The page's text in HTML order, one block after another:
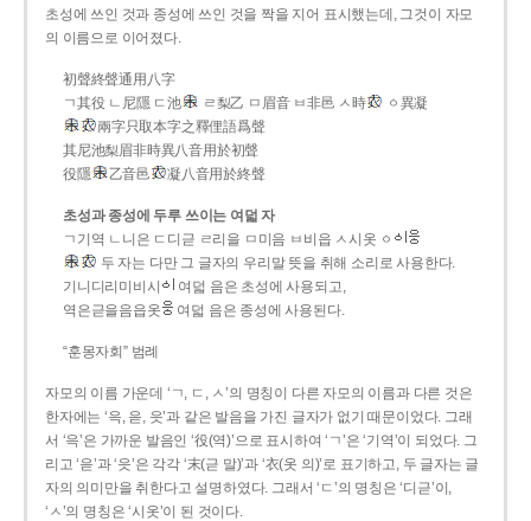
초성에 쓰인 것과 종성에 쓰인 것을 짝을 지어 표시했는데, 그것이 자모
의 이름으로 이어졌다.
初聲終聲通用八字
ㄱ其役 ㄴ尼隱 ㄷ池
ㄹ梨乙 ㅁ眉音 ㅂ非邑 ㅅ時
ㆁ異凝
兩字只取本字之釋俚語爲聲
其尼池梨眉非時異八音用於初聲
役隱
乙音邑 凝八音用於終聲
초성과 종성에 두루 쓰이는 여덟 자
ㄱ기역 ㄴ니은 ㄷ디귿 ㄹ리을 ㅁ미음 ㅂ비읍 ㅅ시옷 ㆁ
두 자는 다만 그 글자의 우리말 뜻을 취해 소리로 사용한다.
기니디리미비시
여덟 음은 초성에 사용되고,
역은귿을음읍옷
여덟 음은 종성에 사용된다.
“훈몽자회” 범례
자모의 이름 가운데 ‘ㄱ, ㄷ, ㅅ’의 명칭이 다른 자모의 이름과 다른 것은
한자에는 ‘윽, 읃, 읏’과 같은 발음을 가진 글자가 없기 때문이었다. 그래
서 ‘윽’은 가까운 발음인 ‘役(역)’으로 표시하여 ‘ㄱ’은 ‘기역’이 되었다. 그
리고 ‘읃’과 ‘읏’은 각각 ‘末(귿 말)’과 ‘衣(옷 의)’로 표기하고, 두 글자는 글
자의 의미만을 취한다고 설명하였다. 그래서 ‘ㄷ’의 명칭은 ‘디귿’이,
‘ㅅ’의 명칭은 ‘시옷’이 된 것이다.